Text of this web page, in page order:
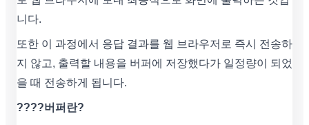
니다.
또한 이 과정에서 응답 결과를 웹 브라우저로 즉시 전송하
지 않고, 출력할 내용을 버퍼에 저장했다가 일정량이 되었
을 때 전송하게 됩니다.
????버퍼란?